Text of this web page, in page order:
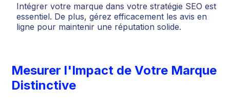
Intégrer votre marque dans votre stratégie SEO est
essentiel. De plus, gérez efficacement les avis en
ligne pour maintenir une réputation solide.
Mesurer l'Impact de Votre Marque
Distinctive